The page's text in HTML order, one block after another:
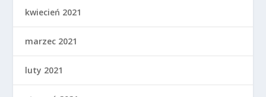
kwiecień 2021
marzec 2021
luty 2021